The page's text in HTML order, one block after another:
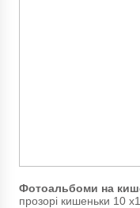
Фотоальбоми на
прозорі кишеньки 10